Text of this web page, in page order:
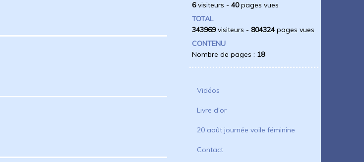
6visiteurs - 40pages vues
TOTAL
343969visiteurs - 804324pages vues
CONTENU
Nombre de pages : 18
Vidéos
Livre d'or
20 août journée voile féminine
Contact